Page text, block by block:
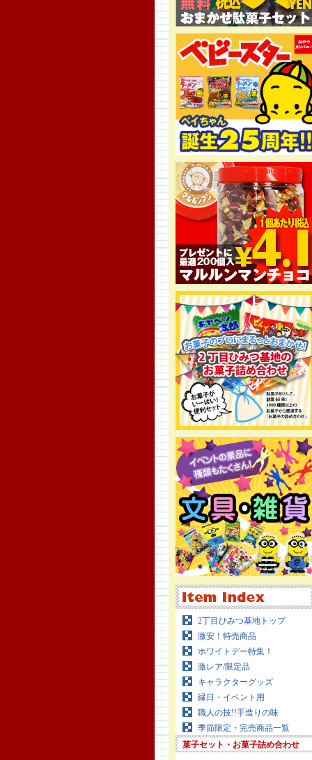
2丁目ひみつ基地トップ
激安！特売商品
ホワイトデー特集！
激レア/限定品
キャラクターグッズ
縁日・イベント用
職人の技!!手造りの味
季節限定・完売商品一覧
菓子セット・お菓子詰め合わせ